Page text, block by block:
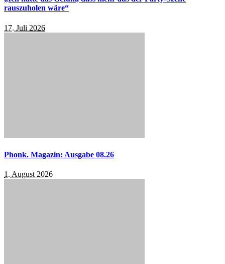
rauszuholen wäre“
17. Juli 2026
Phonk. Magazin: Ausgabe 08.26
1. August 2026